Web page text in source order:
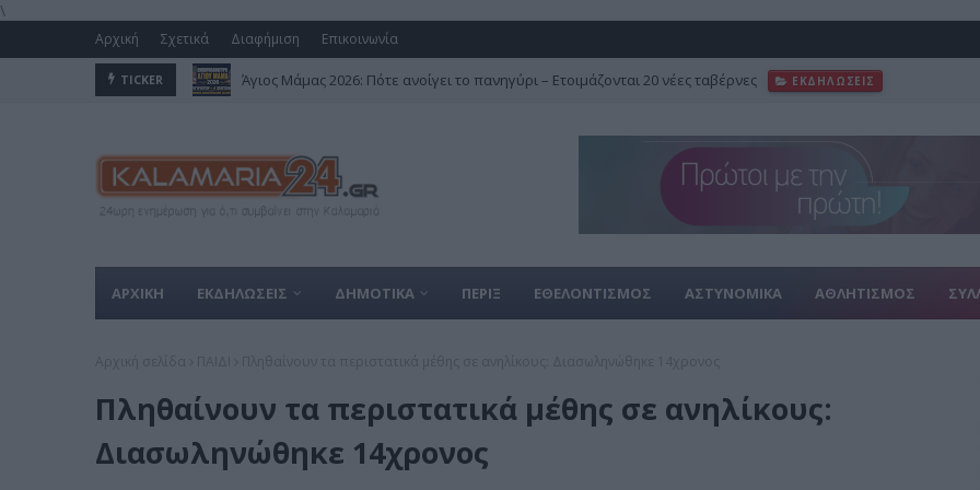
\
Αρχική Σχετικά Διαφήμιση Επικοινωνία
TICKER Άγιος Μάμας 2026: Πότε ανοίγει το πανηγύρι – Ετοιμάζονται 20 νέες ταβέρνες ΕΚΔΗΛΩΣΕΙΣ
ΑΡΧΙΚΗ ΕΚΔΗΛΩΣΕΙΣ ΔΗΜΟΤΙΚΑ ΠΕΡΙΞ ΕΘΕΛΟΝΤΙΣΜΟΣ ΑΣΤΥΝΟΜΙΚΑ ΑΘΛΗΤΙΣΜΟΣ
Πληθαίνουν τα περιστατικά μέθης σε ανηλίκους:
Διασωληνώθηκε 14χρονος